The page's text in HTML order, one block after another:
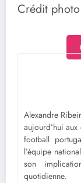
Crédit
Alexandre
aujourd’hui
football
l’équipe
son
quotidienne.